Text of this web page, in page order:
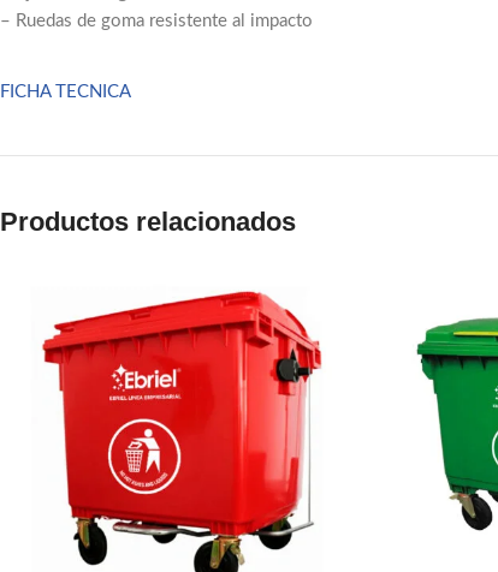
– Ruedas de goma resistente al impacto
FICHA TECNICA
Productos relacionados
Pinterest